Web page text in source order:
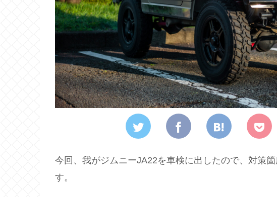
今回、我がジムニーJA22を車検に出したので、対策
す。